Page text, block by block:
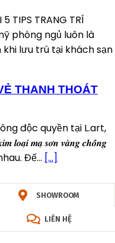
5 TIPS TRANG TRÍ
phòng ngủ luôn là
lưu trú tại khách sạn
THANH THOÁT
độc quyền tại L.art,
𝒎𝒂̣ 𝒔𝒐̛𝒏 𝒗𝒂̀𝒏𝒈 𝒄𝒉𝒐̂́𝒏𝒈
Đế... […]
SHOWROOM
LIÊN HỆ